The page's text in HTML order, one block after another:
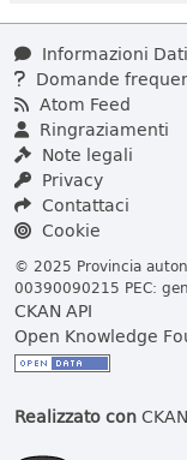
Informazioni
Domande
Atom Feed
Ringraziamenti
Note legali
Privacy
Contattaci
Cookie
© 2025 Provincia
00390090215 PEC:
CKAN API
Open Knowledge
Realizzato conCKAN